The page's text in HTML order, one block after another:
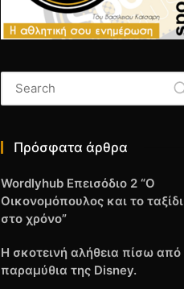
Πρόσφατα άρθρα
Wordlyhub Επεισόδιο 2 “Ο
Οικονομόπουλος και το ταξίδι
στο χρόνο”
Η σκοτεινή αλήθεια πίσω από
παραμύθια της Disney.